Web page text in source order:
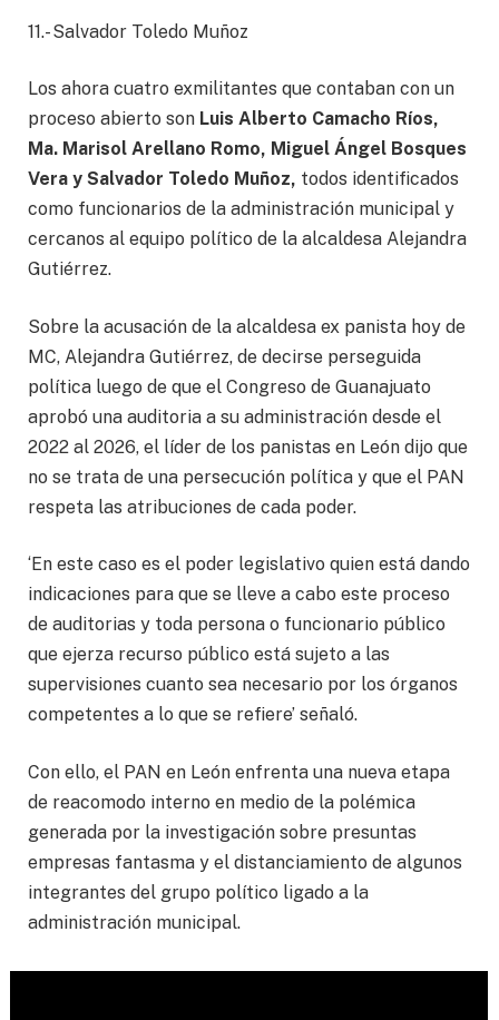
11.- Salvador Toledo Muñoz
Los ahora cuatro exmilitantes que contaban con un
proceso abierto son Luis Alberto Camacho Ríos,
Ma. Marisol Arellano Romo, Miguel Ángel Bosques
Vera y Salvador Toledo Muñoz, todos identificados
como funcionarios de la administración municipal y
cercanos al equipo político de la alcaldesa Alejandra
Gutiérrez.
Sobre la acusación de la alcaldesa ex panista hoy de
MC, Alejandra Gutiérrez, de decirse perseguida
política luego de que el Congreso de Guanajuato
aprobó una auditoria a su administración desde el
2022 al 2026, el líder de los panistas en León dijo que
no se trata de una persecución política y que el PAN
respeta las atribuciones de cada poder.
‘En este caso es el poder legislativo quien está dando
indicaciones para que se lleve a cabo este proceso
de auditorias y toda persona o funcionario público
que ejerza recurso público está sujeto a las
supervisiones cuanto sea necesario por los órganos
competentes a lo que se refiere’ señaló.
Con ello, el PAN en León enfrenta una nueva etapa
de reacomodo interno en medio de la polémica
generada por la investigación sobre presuntas
empresas fantasma y el distanciamiento de algunos
integrantes del grupo político ligado a la
administración municipal.